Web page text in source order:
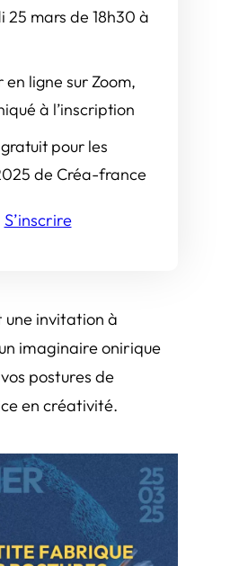
invitation à
imaginaire onirique
postures de
en créativité.
25 mars de 18h30 à
ligne sur Zoom,
à l’inscription
pour les
de Créa-france
S’inscrire